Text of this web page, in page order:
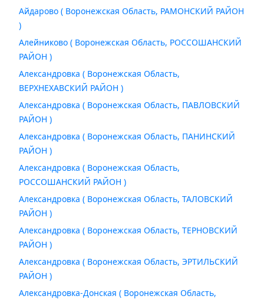
Айдарово ( Воронежская Область, РАМОНСКИЙ РАЙОН
)
Алейниково ( Воронежская Область, РОССОШАНСКИЙ
РАЙОН )
Александровка ( Воронежская Область,
ВЕРХНЕХАВСКИЙ РАЙОН )
Александровка ( Воронежская Область, ПАВЛОВСКИЙ
РАЙОН )
Александровка ( Воронежская Область, ПАНИНСКИЙ
РАЙОН )
Александровка ( Воронежская Область,
РОССОШАНСКИЙ РАЙОН )
Александровка ( Воронежская Область, ТАЛОВСКИЙ
РАЙОН )
Александровка ( Воронежская Область, ТЕРНОВСКИЙ
РАЙОН )
Александровка ( Воронежская Область, ЭРТИЛЬСКИЙ
РАЙОН )
Александровка-Донская ( Воронежская Область,